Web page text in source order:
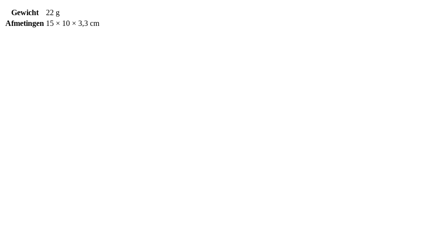
Gewicht
22 g
Afmetingen 15 × 10 × 3,3 cm